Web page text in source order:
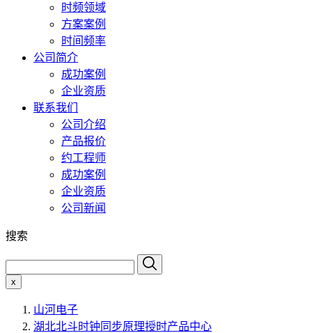
时频领域
方案案例
时间频率
公司简介
成功案例
企业资质
联系我们
公司介绍
产品报价
约工程师
成功案例
企业资质
公司新闻
搜索
x
山河电子
湖北北斗时钟同步原理授时产品中心